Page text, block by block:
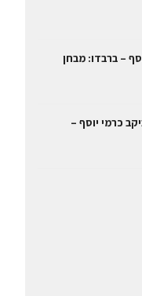
– ברבדו: מבחן
כרמי יוסף –